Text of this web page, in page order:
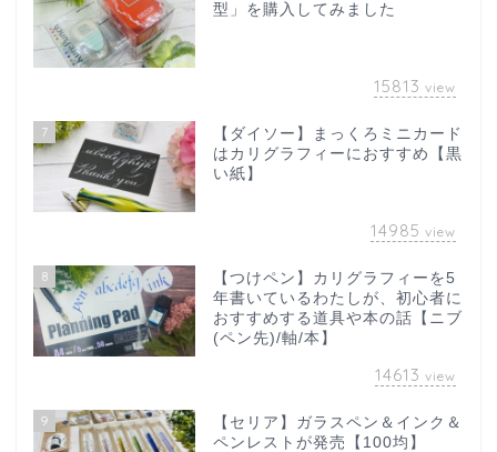
型」を購入してみました
15813 view
7
【ダイソー】まっくろミニカード
はカリグラフィーにおすすめ【黒
い紙】
14985 view
8
【つけペン】カリグラフィーを5
年書いているわたしが、初心者に
おすすめする道具や本の話【ニブ
(ペン先)/軸/本】
14613 view
9
【セリア】ガラスペン＆インク＆
ペンレストが発売【100均】